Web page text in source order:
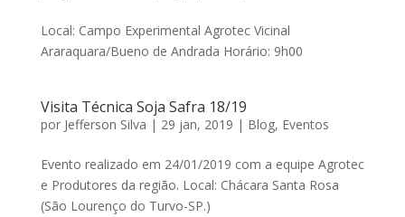
Local: Campo Experimental Agrotec Vicinal
Araraquara/Bueno de Andrada Horário: 9h00
Visita Técnica Soja Safra 18/19
por Jefferson Silva | 29 jan, 2019 | Blog, Eventos
Evento realizado em 24/01/2019 com a equipe Agrotec
e Produtores da região. Local: Chácara Santa Rosa
(São Lourenço do Turvo-SP.)